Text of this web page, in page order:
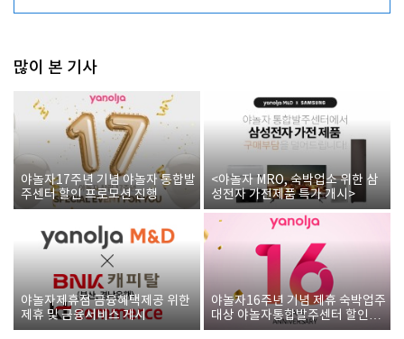
많이 본 기사
야놀자17주년 기념 야놀자 통합발
주센터 할인 프로모션 진행
<야놀자 MRO, 숙박업소 위한 삼
성전자 가전제품 특가 개시>
야놀자제휴점 금융혜택제공 위한
제휴 및 금융서비스 게시
야놀자16주년 기념 제휴 숙박업주
대상 야놀자통합발주센터 할인쿠
폰 증정